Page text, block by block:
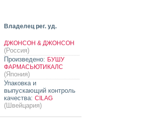
Владелец рег. уд.
ДЖОНСОН & ДЖОНСОН
(Россия)
Произведено: БУШУ
ФАРМАСЬЮТИКАЛС
(Япония)
Упаковка и
выпускающий контроль
качества: CILAG
(Швейцария)